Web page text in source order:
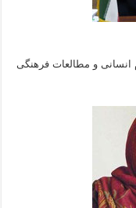
انسانی و مطالعات فرهنگى